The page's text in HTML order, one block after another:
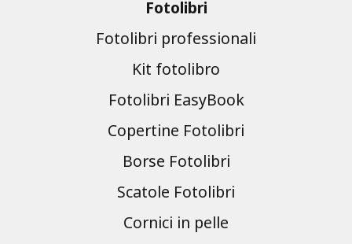
Fotolibri
Fotolibri professionali
Kit fotolibro
Fotolibri EasyBook
Copertine Fotolibri
Borse Fotolibri
Scatole Fotolibri
Cornici in pelle